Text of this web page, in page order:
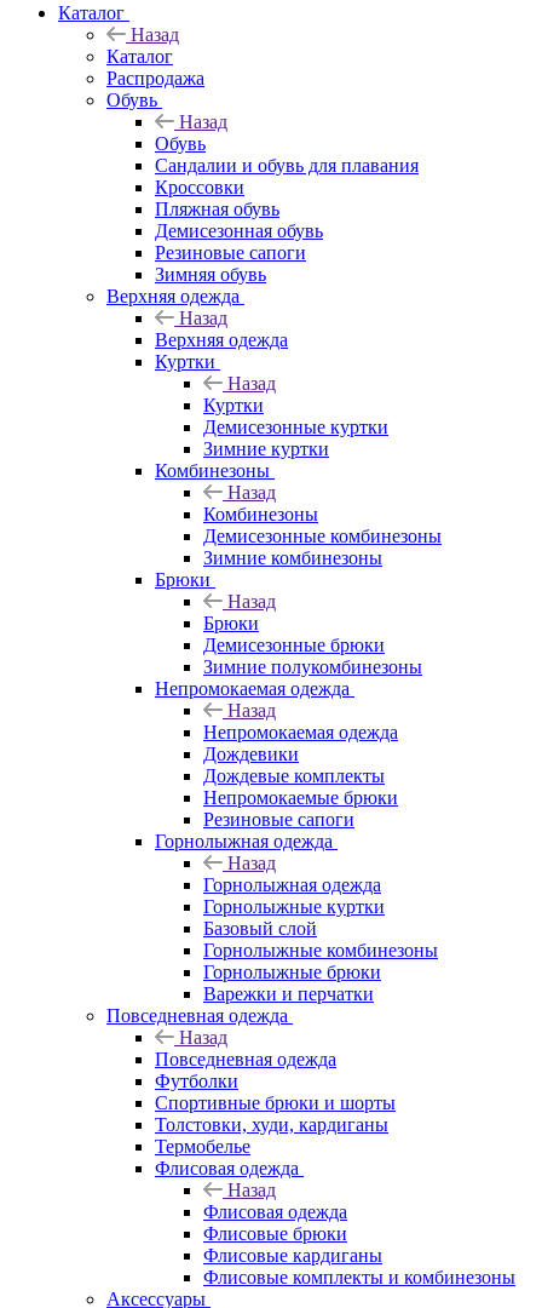
Каталог
Назад
Каталог
Распродажа
Обувь
Назад
Обувь
Сандалии и обувь для плавания
Кроссовки
Пляжная обувь
Демисезонная обувь
Резиновые сапоги
Зимняя обувь
Верхняя одежда
Назад
Верхняя одежда
Куртки
Назад
Куртки
Демисезонные куртки
Зимние куртки
Комбинезоны
Назад
Комбинезоны
Демисезонные комбинезоны
Зимние комбинезоны
Брюки
Назад
Брюки
Демисезонные брюки
Зимние полукомбинезоны
Непромокаемая одежда
Назад
Непромокаемая одежда
Дождевики
Дождевые комплекты
Непромокаемые брюки
Резиновые сапоги
Горнолыжная одежда
Назад
Горнолыжная одежда
Горнолыжные куртки
Базовый слой
Горнолыжные комбинезоны
Горнолыжные брюки
Варежки и перчатки
Повседневная одежда
Назад
Повседневная одежда
Футболки
Спортивные брюки и шорты
Толстовки, худи, кардиганы
Термобелье
Флисовая одежда
Назад
Флисовая одежда
Флисовые брюки
Флисовые кардиганы
Флисовые комплекты и комбинезоны
Аксессуары